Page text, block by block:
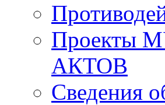
Проекты
АКТОВ
Сведения